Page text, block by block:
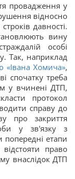
провадження у
відносно
давності.
вину
особі
Так, наприклад
«Івана Хомича»,
спочатку треба
у вчинені ДТП,
протокол
справу до
про закриття
у зв'язку з
попередні етапи
право
внаслідок ДТП